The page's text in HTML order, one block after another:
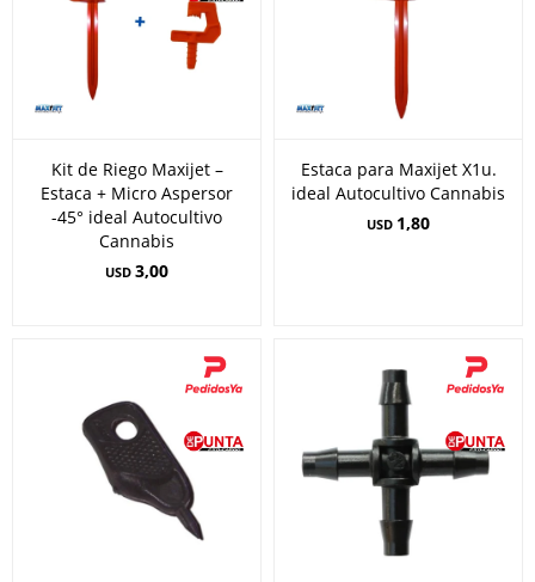
Kit de Riego Maxijet –
Estaca + Micro Aspersor
-45° ideal Autocultivo
Cannabis
USD 3,00
Estaca para Maxijet X1u.
ideal Autocultivo Cannabis
USD 1,80